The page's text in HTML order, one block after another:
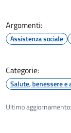
Argomenti:
Assistenza sociale
Categorie:
Salute, benessere e
Ultimo aggiornamento: